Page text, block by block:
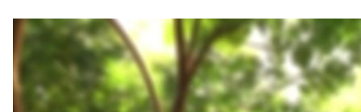
Tendencias Deportes
Entretención y Cultura Opinión
Dato en Pauta Señal 2